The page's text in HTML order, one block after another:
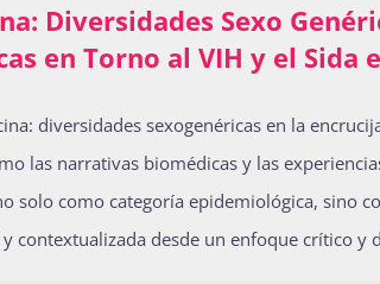
Diversidades Sexo
en Torno al VIH y el Sida
diversidades sexogenéricas en la
las narrativas biomédicas y las
solo como categoría epidemiológica, sino
contextualizada desde un enfoque crítico y